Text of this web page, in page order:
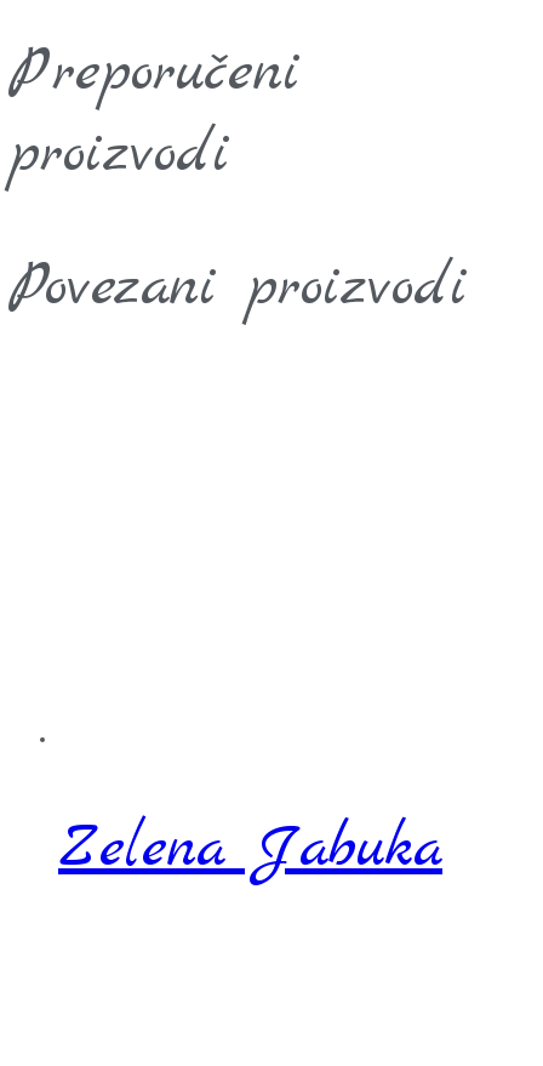
Preporučeni
proizvodi
Povezani proizvodi
Zelena Jabuka